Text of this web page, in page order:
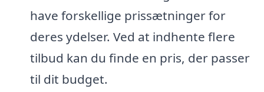
have forskellige prissætninger for
deres ydelser. Ved at indhente flere
tilbud kan du finde en pris, der passer
til dit budget.